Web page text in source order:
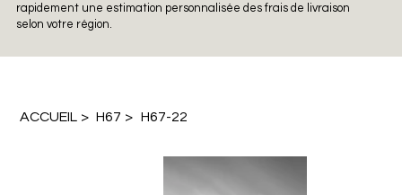
rapidement une estimation personnalisée des frais de livraison
selon votre région.
ACCUEIL > H67 > H67-22